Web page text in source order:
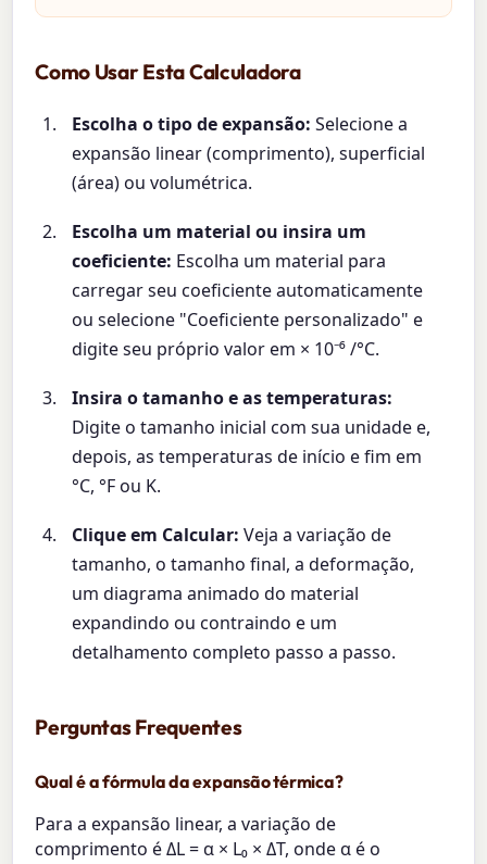
Como Usar Esta Calculadora
Escolha o tipo de expansão: Selecione a
expansão linear (comprimento), superficial
(área) ou volumétrica.
Escolha um material ou insira um
coeficiente: Escolha um material para
carregar seu coeficiente automaticamente
ou selecione "Coeficiente personalizado" e
digite seu próprio valor em × 10⁻⁶ /°C.
Insira o tamanho e as temperaturas:
Digite o tamanho inicial com sua unidade e,
depois, as temperaturas de início e fim em
°C, °F ou K.
Clique em Calcular: Veja a variação de
tamanho, o tamanho final, a deformação,
um diagrama animado do material
expandindo ou contraindo e um
detalhamento completo passo a passo.
Perguntas Frequentes
Qual é a fórmula da expansão térmica?
Para a expansão linear, a variação de
comprimento é ΔL = α × L₀ × ΔT, onde α é o